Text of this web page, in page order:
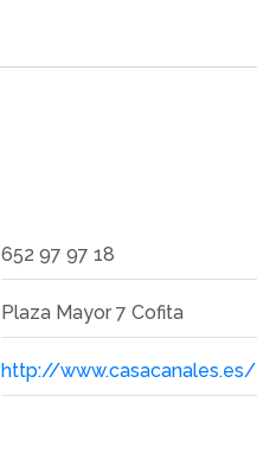
652 97 97 18
Plaza Mayor 7 Cofita
http://www.casacanales.es/